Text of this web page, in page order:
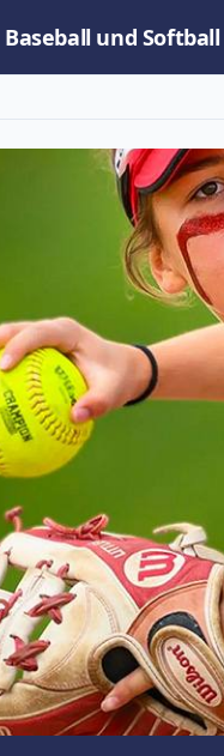
Baseball und